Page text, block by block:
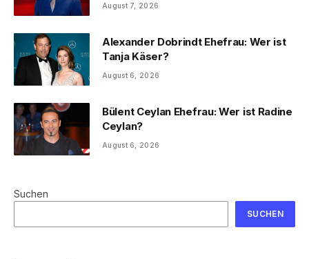
August 7, 2026
Alexander Dobrindt Ehefrau: Wer ist
Tanja Käser?
August 6, 2026
Bülent Ceylan Ehefrau: Wer ist Radine
Ceylan?
August 6, 2026
Suchen
SUCHEN